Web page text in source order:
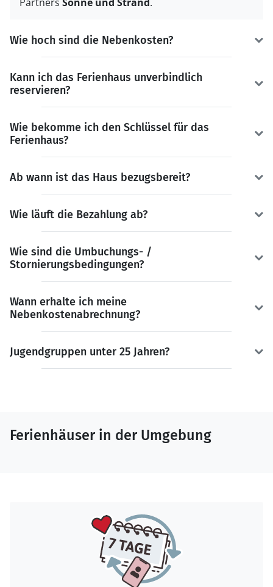
Partners Sonne und Strand.
Wie hoch sind die Nebenkosten?
Kann ich das Ferienhaus unverbindlich
reservieren?
Wie bekomme ich den Schlüssel für das
Ferienhaus?
Ab wann ist das Haus bezugsbereit?
Wie läuft die Bezahlung ab?
Wie sind die Umbuchungs- /
Stornierungsbedingungen?
Wann erhalte ich meine
Nebenkostenabrechnung?
Jugendgruppen unter 25 Jahren?
Ferienhäuser in der Umgebung